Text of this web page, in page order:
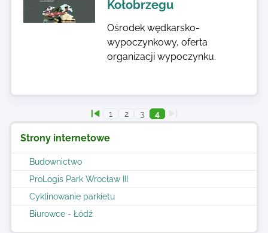
Strony internetowe
Budownictwo
ProLogis Park Wrocław III
Cyklinowanie parkietu
Biurowce - Łódź
Kołobrzegu
Ośrodek wędkarsko-
wypoczynkowy, oferta
organizacji wypoczynku.
1 2 3 4